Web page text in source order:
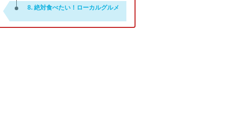
8. 絶対食べたい！ローカルグルメ